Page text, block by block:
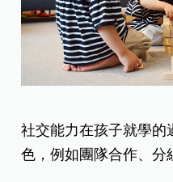
社交能力在孩子就學的
色，例如團隊合作、分